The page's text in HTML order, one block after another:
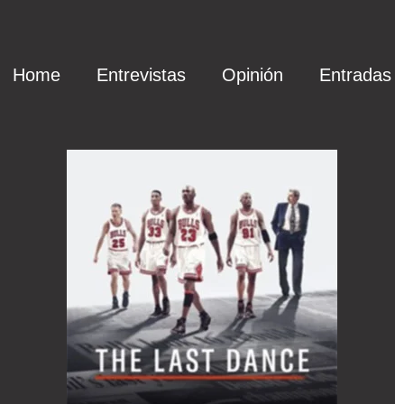
Home Entrevistas Opinión Entradas